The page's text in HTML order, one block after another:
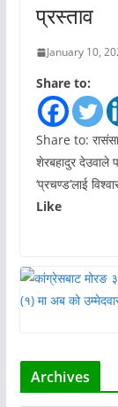
प्रस्ताव
January 10,
Share to:
Share to:
शेरबहादुर देउवाले
‘प्रचण्ड’लाई
Like
Archives